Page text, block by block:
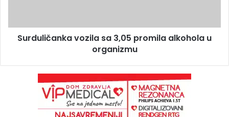
Surduličanka vozila sa 3,05 promila alkohola u
organizmu